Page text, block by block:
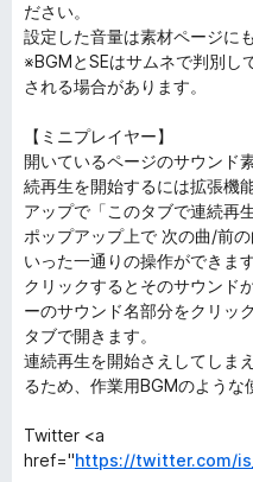
ださい。
設定した音量は素材ページに
※BGMとSEはサムネで判別し
される場合があります。
【ミニプレイヤー】
開いているページのサウンド
続再生を開始するには拡張機
アップで「このタブで連続再
ポップアップ上で 次の曲/前
いった一通りの操作ができま
クリックするとそのサウンド
ーのサウンド名部分をクリッ
タブで開きます。
連続再生を開始さえしてしま
るため、作業用BGMのような
Twitter <a
href="https://twitter.com/